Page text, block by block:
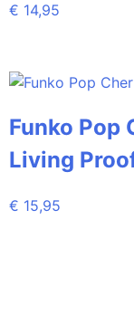
€ 14,95
Funko Pop
Living
€ 15,95